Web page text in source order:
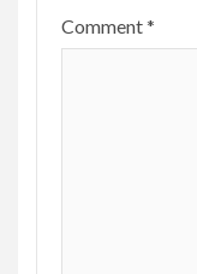
Comment*